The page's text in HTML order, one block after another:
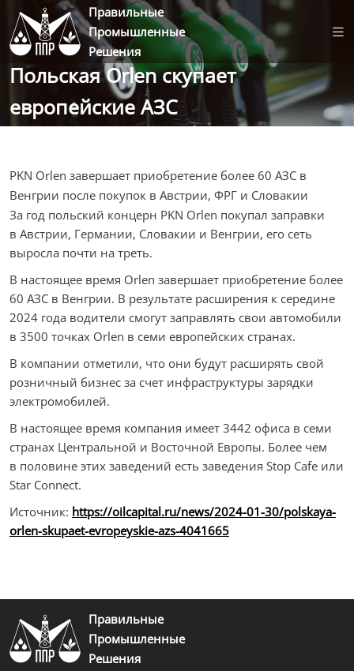
Правильные
Промышленные
Решения
Польская Orlen скупает
европейские АЗС
PKN Orlen завершает приобретение более 60 АЗС в
Венгрии после покупок в Австрии, ФРГ и Словакии
За год польский концерн PKN Orlen покупал заправки
в Австрии, Германии, Словакии и Венгрии, его сеть
выросла почти на треть.
В настоящее время Orlen завершает приобретение более
60 АЗС в Венгрии. В результате расширения к середине
2024 года водители смогут заправлять свои автомобили
в 3500 точках Orlen в семи европейских странах.
В компании отметили, что они будут расширять свой
розничный бизнес за счет инфраструктуры зарядки
электромобилей.
В настоящее время компания имеет 3442 офиса в семи
странах Центральной и Восточной Европы. Более чем
в половине этих заведений есть заведения Stop Cafe или
Star Connect.
Источник: https://oilcapital.ru/news/2024-01-30/polskaya-
orlen-skupaet-evropeyskie-azs-4041665
Правильные
Промышленные
Решения